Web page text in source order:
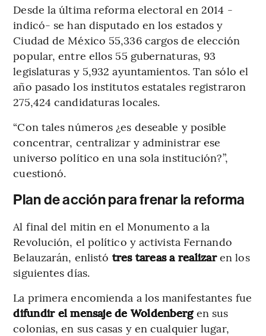
Desde la última reforma electoral en 2014 -
indicó- se han disputado en los estados y
Ciudad de México 55,336 cargos de elección
popular, entre ellos 55 gubernaturas, 93
legislaturas y 5,932 ayuntamientos. Tan sólo el
año pasado los institutos estatales registraron
275,424 candidaturas locales.
“Con tales números ¿es deseable y posible
concentrar, centralizar y administrar ese
universo político en una sola institución?”,
cuestionó.
Plan de acción para frenar la reforma
Al final del mitin en el Monumento a la
Revolución, el político y activista Fernando
Belauzarán, enlistó tres tareas a realizaren los
siguientes días.
La primera encomienda a los manifestantes fue
difundir el mensaje de Woldenberg en sus
colonias, en sus casas y en cualquier lugar,